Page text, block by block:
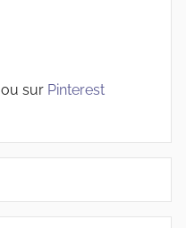
ou sur Pinterest